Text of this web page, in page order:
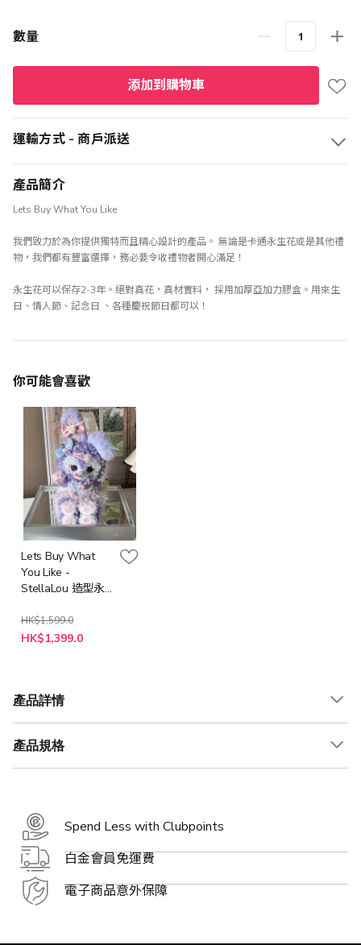
數量
添加到購物車
運輸方式 - 商戶派送
產品簡介
Lets Buy What You Like
我們致力於為你提供獨特而且精心設計的產品。 無論是卡通永生花或是其他禮
物，我們都有豐富選擇，務必要令收禮物者開心滿足！
永生花可以保存2-3年。絕對真花，真材實料， 採用加厚亞加力膠盒。用來生
日、情人節、記念日 、各種慶祝節日都可以！
你可能會喜歡
Lets Buy What
You Like -
StellaLou 造型永
加力膠盒) 附送
LED 燈串 + 隨機心
HK$1,599.0
特
HK$1,399.0
產品詳情
產品規格
Spend Less with Clubpoints
白金會員免運費
電子商品意外保障